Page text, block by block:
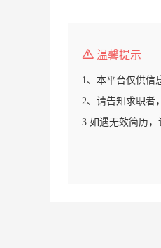
温馨提示
1、本平台仅供信
2、请告知求职者
3.如遇无效简历